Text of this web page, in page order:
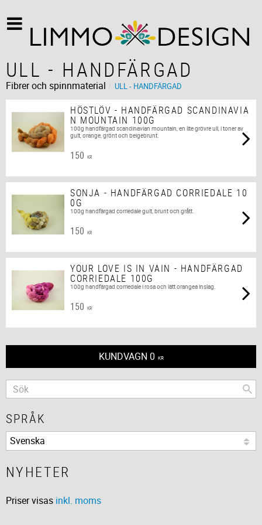
ULL - HANDFÄRGAD
Fibrer och spinnmaterial ULL - HANDFÄRGAD
HÖSTLÖV - HANDFÄRGAD SCANDINAVIA
N MOUNTAIN 100G
100g handfärgad scandinavian mountain, en lite grövre ull, i toner av
gult, orange, grönt och beigebrunt.
150 KR
SONJA - HANDFÄRGAD CORRIEDALE 10
0G
100g handfärgad corriedale gult, brunt och grått.
150 KR
YOUR LOVE IS IN VAIN - HANDFÄRGAD
CORRIEDALE 100G
100g handfärgad corriedale i rosa och lätt orangea inslag.
150 KR
KUNDVAGN 0 KR
SPRÅK
NYHETER
Priser visas inkl. moms